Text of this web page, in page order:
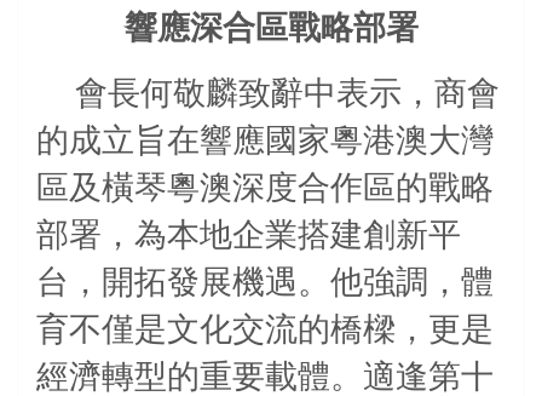
響應深合區戰略部署
會長何敬麟致辭中表示，商會
的成立旨在響應國家粵港澳大灣
區及橫琴粵澳深度合作區的戰略
部署，為本地企業搭建創新平
台，開拓發展機遇。他強調，體
育不僅是文化交流的橋樑，更是
經濟轉型的重要載體。適逢第十